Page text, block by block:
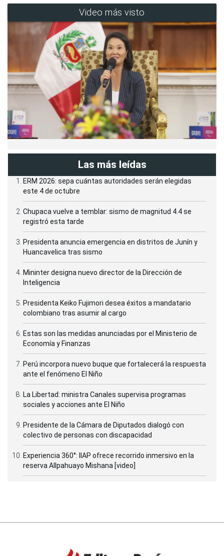
Video más visto
Las más leídas
ERM 2026: sepa cuántas autoridades serán elegidas
este 4 de octubre
Chupaca vuelve a temblar: sismo de magnitud 4.4 se
registró esta tarde
Presidenta anuncia emergencia en distritos de Junín y
Huancavelica tras sismo
Mininter designa nuevo director de la Dirección de
Inteligencia
Presidenta Keiko Fujimori desea éxitos a mandatario
colombiano tras asumir al cargo
Estas son las medidas anunciadas por el Ministerio de
Economía y Finanzas
Perú incorpora nuevo buque que fortalecerá la respuesta
ante el fenómeno El Niño
La Libertad: ministra Canales supervisa programas
sociales y acciones ante El Niño
Presidente de la Cámara de Diputados dialogó con
colectivo de personas con discapacidad
Experiencia 360°: IIAP ofrece recorrido inmersivo en la
reserva Allpahuayo Mishana [video]